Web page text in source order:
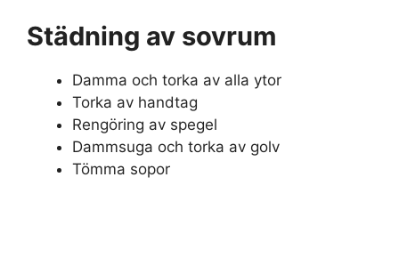
Städning av sovrum
Damma och torka av alla ytor
Torka av handtag
Rengöring av spegel
Dammsuga och torka av golv
Tömma sopor